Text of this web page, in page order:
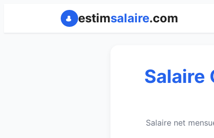
estimsalaire.com
Salaire
Salaire net